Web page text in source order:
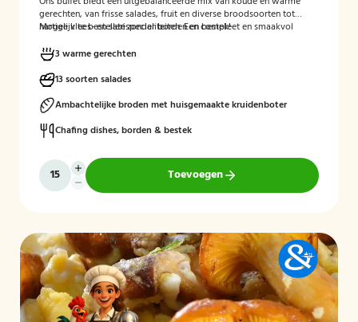
gerechten, van frisse salades, fruit en diverse broodsoorten tot
hartige vlees- en satéspecialiteiten. Een compleet en smaakvol
Mogelijk te bestellen zonder borden en bestek!
3 warme gerechten
13 soorten salades
Ambachtelijke broden met huisgemaakte kruidenboter
Chafing dishes, borden & bestek
Toevoegen